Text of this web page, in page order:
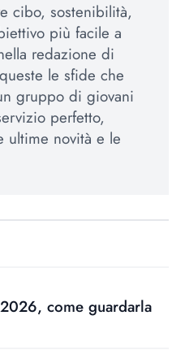
cibo, sostenibilità,
più facile a
redazione di
le sfide che
gruppo di giovani
perfetto,
ultime novità e le
come guardarla